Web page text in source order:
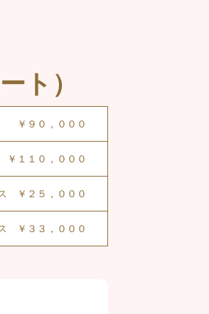
ト）
￥９０，０００
￥１１０，０００
￥２５，０００
￥３３，０００